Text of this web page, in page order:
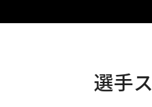
選手